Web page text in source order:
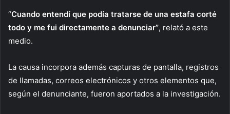
“Cuando entendí que podía tratarse de una estafa corté
todo y me fui directamente a denunciar”, relató a este
medio.
La causa incorpora además capturas de pantalla, registros
de llamadas, correos electrónicos y otros elementos que,
según el denunciante, fueron aportados a la investigación.